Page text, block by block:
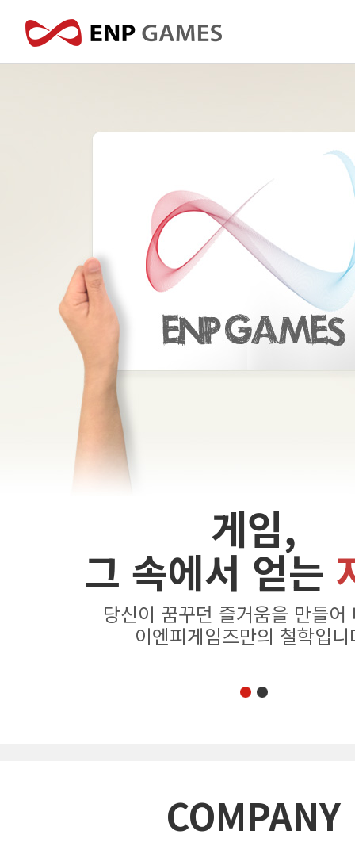
게임,
그 속에서 얻는
당신이 꿈꾸던 즐거움을 만들어
이엔피게임즈만의 철학입
COMPANY